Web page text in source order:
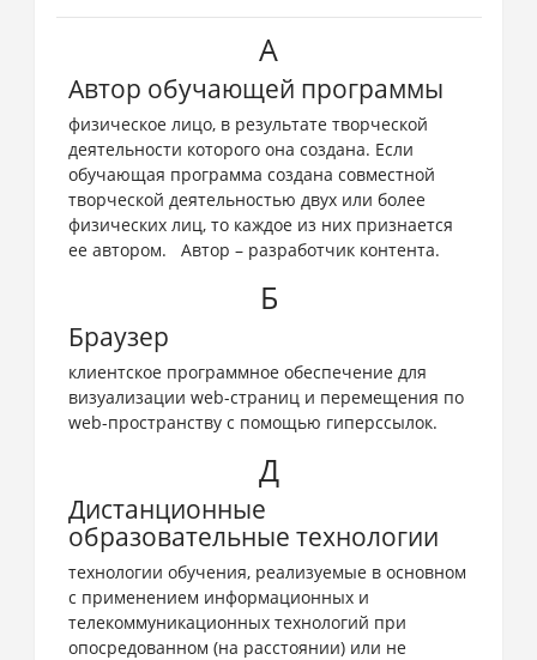
А
Автор обучающей программы
физическое лицо, в результате творческой
деятельности которого она создана. Если
обучающая программа создана совместной
творческой деятельностью двух или более
физических лиц, то каждое из них признается
ее автором. Автор – разработчик контента.
Б
Браузер
клиентское программное обеспечение для
визуализации web-страниц и перемещения по
web-пространству с помощью гиперссылок.
Д
Дистанционные
образовательные технологии
технологии обучения, реализуемые в основном
с применением информационных и
телекоммуникационных технологий при
опосредованном (на расстоянии) или не